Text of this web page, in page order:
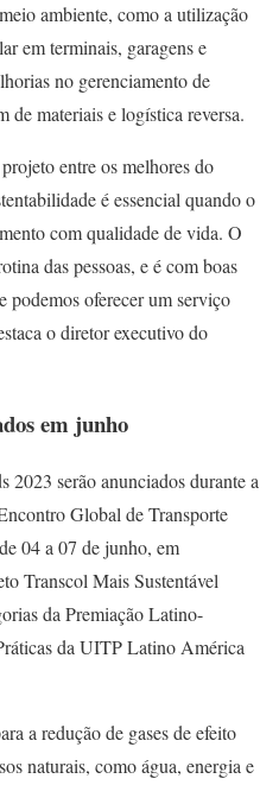
ambiente, como a utilização
em terminais, garagens e
no gerenciamento de
de materiais e logística reversa.
entre os melhores do
é essencial quando o
com qualidade de vida. O
das pessoas, e é com boas
podemos oferecer um serviço
o diretor executivo do
em junho
serão anunciados durante a
Global de Transporte
04 a 07 de junho, em
Transcol Mais Sustentável
da Premiação Latino-
da UITP Latino América
a redução de gases de efeito
naturais, como água, energia e